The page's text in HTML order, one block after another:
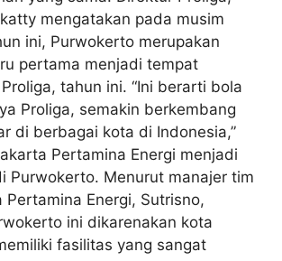
mengatakan pada musim
ini, Purwokerto merupakan
pertama menjadi tempat
tahun ini. “Ini berarti bola
Proliga, semakin berkembang
di berbagai kota di Indonesia,”
Pertamina Energi menjadi
Purwokerto. Menurut manajer tim
Pertamina Energi, Sutrisno,
ini dikarenakan kota
fasilitas yang sangat